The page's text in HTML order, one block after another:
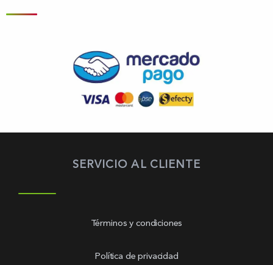
SERVICIO AL CLIENTE
Términos y condiciones
Política de privacidad